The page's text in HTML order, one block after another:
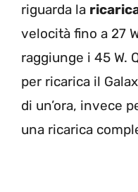
riguarda la
velocità fino a 27
raggiunge i 45 W.
per ricarica il
di un’ora, invece
una ricarica